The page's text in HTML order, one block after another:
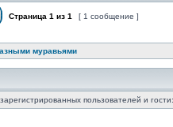
Страница 1 из 1 [ 1 сообщение ]
муравьями
пользователей и